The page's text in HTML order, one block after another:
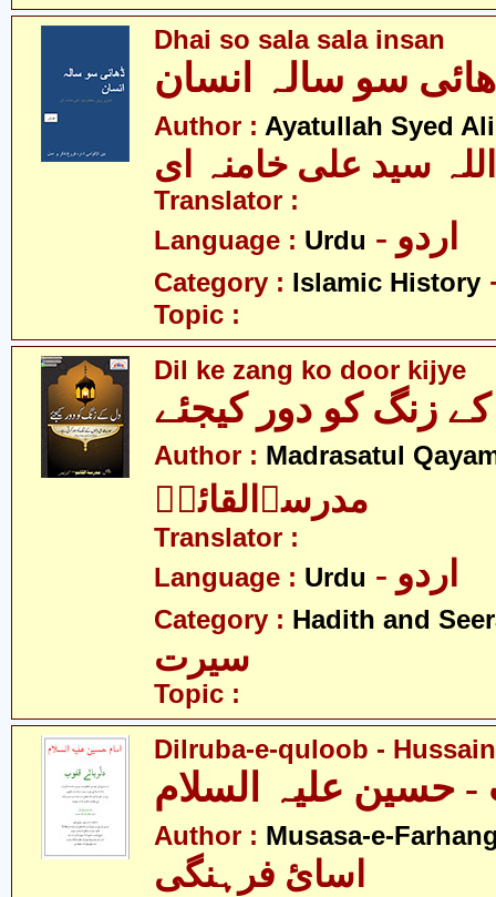
Dhai so sala sala insan
سو سالہ انسان
Author : Ayatullah Syed
اللہ سید علی خامنہ ای
Translator :
Language : Urdu - اردو
Category : Islamic History
Topic :
Dil ke zang ko door kijye
زنگ کو دور کیجئے
Author : Madrasatul
مدرسۃالقائمؑ
Translator :
Language : Urdu - اردو
Category : Hadith and
سیرت
Topic :
Dilruba-e-quloob -
- حسین علیہ السلام
Author : Musasa-e-
اسائ فرہنگی